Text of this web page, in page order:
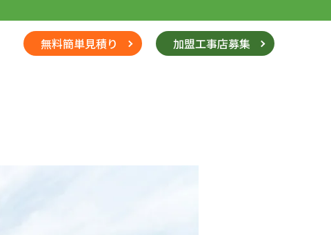
無料簡単見積り 加盟工事店募集